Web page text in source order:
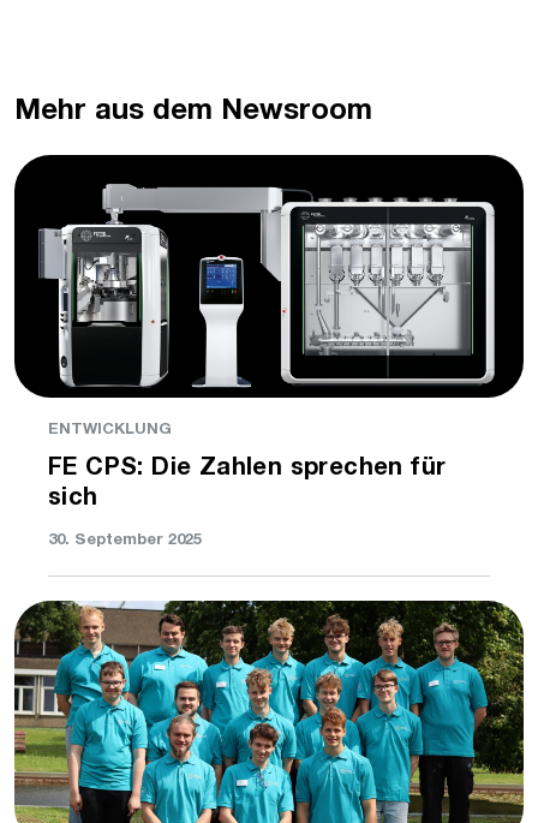
Mehr aus dem Newsroom
ENTWICKLUNG
FE CPS: Die Zahlen sprechen für
sich
30. September 2025